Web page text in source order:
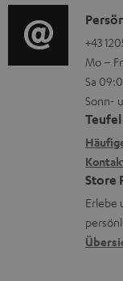
d
e
n
.
l
i
n
k
s
.
t
i
e
n
z
u
m
V
e
r
s
a
t
i
o
n
e
n
z
u
r
G
i
o
-
L
e
x
i
k
o
n
K
o
n
t
a
k
t
d
a
t
+43
Mo –
Sa
Sonn-
Store
Erlebe